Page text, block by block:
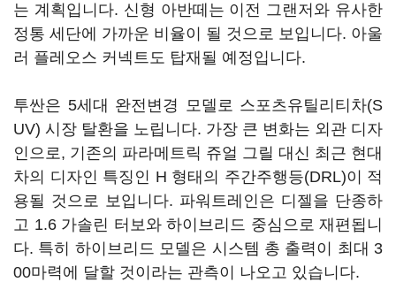
는 계획입니다. 신형 아반떼는 이전 그랜저와 유사한
정통 세단에 가까운 비율이 될 것으로 보입니다. 아울
러 플레오스 커넥트도 탑재될 예정입니다.
투싼은 5세대 완전변경 모델로 스포츠유틸리티차(S
UV) 시장 탈환을 노립니다. 가장 큰 변화는 외관 디자
인으로, 기존의 파라메트릭 쥬얼 그릴 대신 최근 현대
차의 디자인 특징인 H 형태의 주간주행등(DRL)이 적
용될 것으로 보입니다. 파워트레인은 디젤을 단종하
고 1.6 가솔린 터보와 하이브리드 중심으로 재편됩니
다. 특히 하이브리드 모델은 시스템 총 출력이 최대 3
00마력에 달할 것이라는 관측이 나오고 있습니다.